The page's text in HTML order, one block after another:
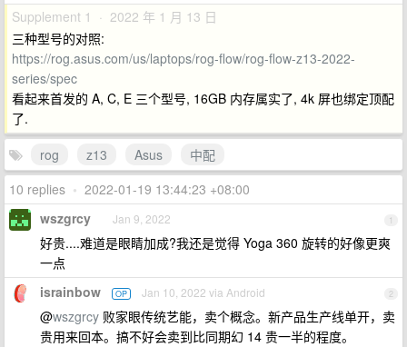
Supplement 1 · 2022 年 1 月 13 日
三种型号的对照:
https://rog.asus.com/us/laptops/rog-flow/rog-flow-z13-2022-
series/spec
看起来首发的 A, C, E 三个型号, 16GB 内存属实了, 4k 屏也绑定顶配
了.
rog
z13 Asus
中配
10 replies • 2022-01-19 13:44:23 +08:00
1
wszgrcy Jan 9, 2022
好贵....难道是眼睛加成?我还是觉得 Yoga 360 旋转的好像更爽
一点
2
israinbow OP Jan 10, 2022 via Android
@wszgrcy 败家眼传统艺能，卖个概念。新产品生产线单开，卖
贵用来回本。搞不好会卖到比同期幻 14 贵一半的程度。